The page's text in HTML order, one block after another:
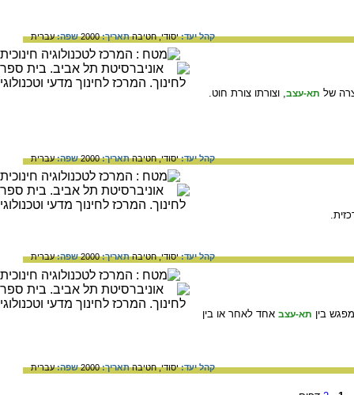
קהל יעד:יסודי,חטיבהתאריך:2000 שפה:עברית
של תא-עצב , וצורתו צורת חוט.
קהל יעד:יסודי,חטיבהתאריך:2000 שפה:עברית
קהל יעד:יסודי,חטיבהתאריך:2000 שפה:עברית
בין תא-עצב אחד לאחר או בין
קהל יעד:יסודי,חטיבהתאריך:2000 שפה:עברית